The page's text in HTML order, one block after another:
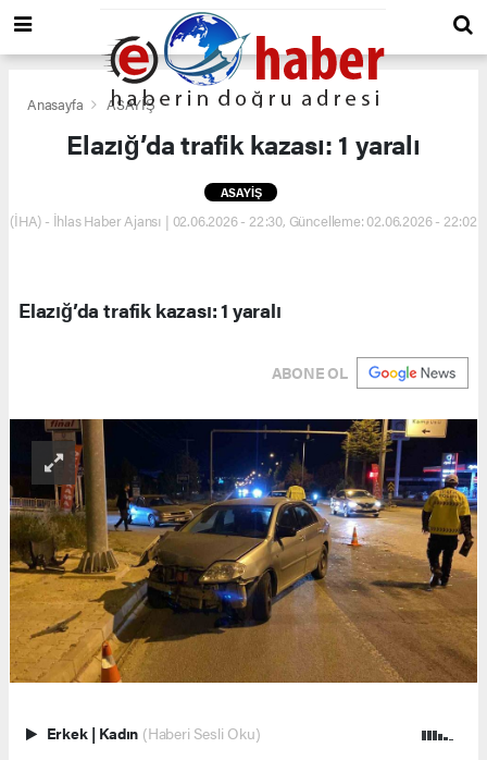
Anasayfa ASAYİŞ
Elazığ’da trafik kazası: 1 yaralı
ASAYİŞ
(İHA) - İhlas Haber Ajansı | 02.06.2026 - 22:30, Güncelleme: 02.06.2026 - 22:02
Elazığ’da trafik kazası: 1 yaralı
ABONE OL
Erkek | Kadın (Haberi Sesli Oku)